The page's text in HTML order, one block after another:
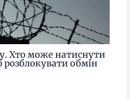
Хто може натиснути
обмін